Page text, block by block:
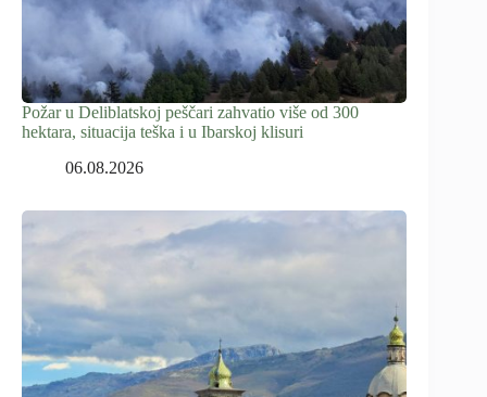
Požar u Deliblatskoj peščari zahvatio više od 300
hektara, situacija teška i u Ibarskoj klisuri
06.08.2026